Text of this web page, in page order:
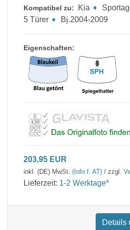
Kompatibel zu: Kia ➧
5 Türer ➧ Bj.2004-2009
Eigenschaften:
203,95 EUR
inkl. (DE) MwSt. (Info f. AT) / zzgl.
Lieferzeit: 1-2 Werktage*
Details